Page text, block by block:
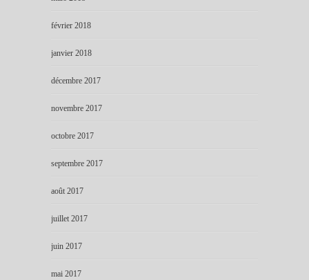
février 2018
janvier 2018
décembre 2017
novembre 2017
octobre 2017
septembre 2017
août 2017
juillet 2017
juin 2017
mai 2017